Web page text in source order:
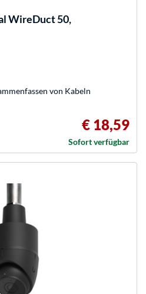
WireDuct 50,
von Kabeln
€ 18,59
Sofort verfügbar